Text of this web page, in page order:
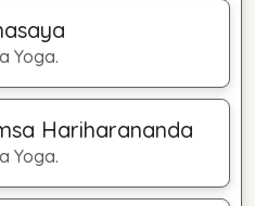
Yoga.
Hariharananda
Yoga.